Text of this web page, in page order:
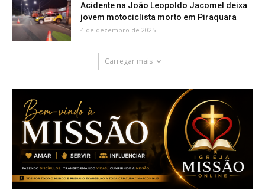
Acidente na João Leopoldo Jacomel deixa
jovem motociclista morto em Piraquara
4 de dezembro de 2025
Carregar mais